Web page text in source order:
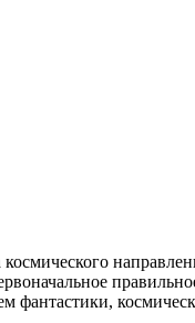
космического
фантастики,